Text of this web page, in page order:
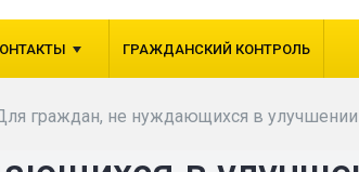
ГРАЖДАНСКИЙ КОНТРОЛЬ
граждан, не нуждающихся в